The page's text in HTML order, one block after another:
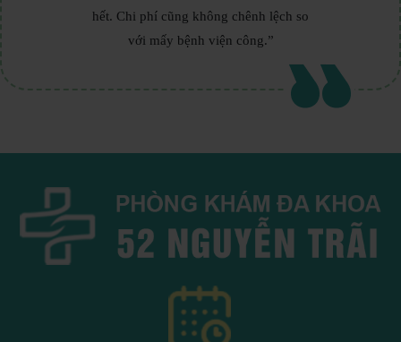
hết. Chi phí cũng không chênh lệch so
với mấy bệnh viện công.”